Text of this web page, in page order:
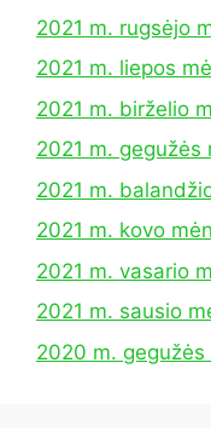
2021 m. rugsėjo
2021 m. liepos
2021 m. birželio
2021 m. gegužės
2021 m.
2021 m. kovo
2021 m. vasario
2021 m. sausio
2020 m. gegužės